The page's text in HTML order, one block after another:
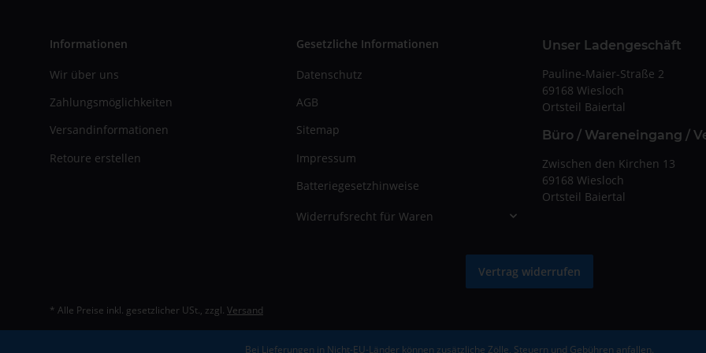
Informationen
Wir über uns
Zahlungsmöglichkeiten
Versandinformationen
Retoure erstellen
Gesetzliche Informationen
Datenschutz
AGB
Sitemap
Impressum
Batteriegesetzhinweise
Widerrufsrecht für Waren
Unser Ladengeschäft
Pauline-Maier-Straße 2
69168 Wiesloch
Ortsteil Baiertal
Büro / Wareneingang /
Zwischen den Kirchen 13
69168 Wiesloch
Ortsteil Baiertal
Vertrag widerrufen
* Alle Preise inkl. gesetzlicher USt., zzgl. Versand
Bei Lieferungen in Nicht-EU-Länder können zusätzliche Zölle, Steuern und Gebühren anfallen.